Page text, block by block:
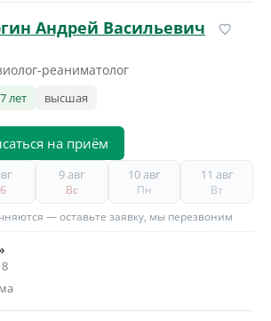
Андрей Васильевич
реаниматолог
лет высшая
на приём
9 авг
Вс
10 авг
Пн
11 авг
Вт
— оставьте заявку, мы перезвоним